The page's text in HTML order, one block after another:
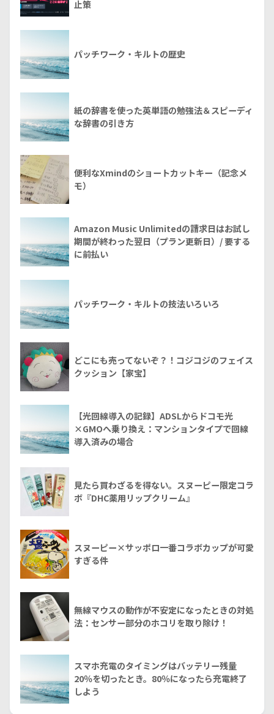
止策
パッチワーク・キルトの歴史
紙の辞書を使った英単語の勉強法＆スピーディ
な辞書の引き方
便利なXmindのショートカットキー（記念メ
モ）
Amazon Music Unlimitedの請求日はお試し
期間が終わった翌日（プラン更新日）/ 要する
に前払い
パッチワーク・キルトの技法いろいろ
どこにも売ってないぞ？！コジコジのフェイス
クッション【家宝】
【光回線導入の記録】ADSLからドコモ光
×GMOへ乗り換え：マンションタイプで回線
導入済みの場合
見たら買わざるを得ない。スヌーピー限定コラ
ボ『DHC薬用リップクリーム』
スヌーピー×サッポロ一番コラボカップが可愛
すぎる件
無線マウスの動作が不安定になったときの対処
法：センサー部分のホコリを取り除け！
スマホ充電のタイミングはバッテリー残量
20％を切ったとき。80％になったら充電終了
しよう